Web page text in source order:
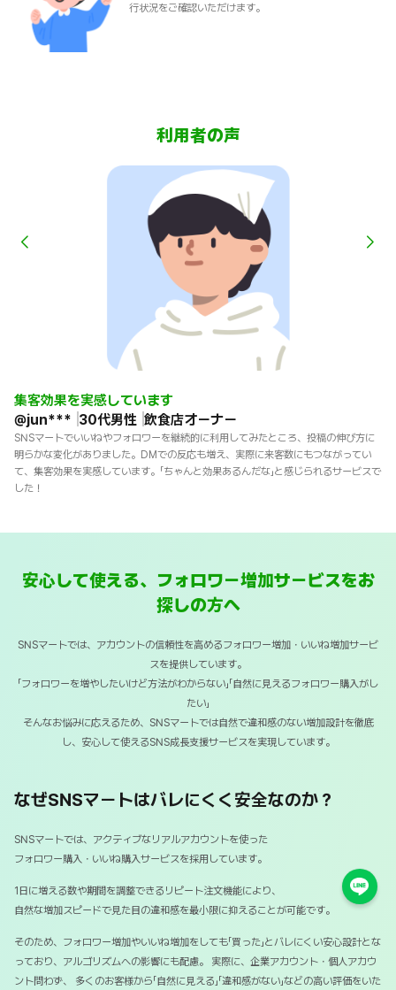
行状況をご確認いただけます。
利用者の声
自然なプロフィールのアカウントに安心した
どんなアカウントが増えるのか不安でしたが...
@min**** 20代女性 ECショップ運営者
どんなアカウントが増えるのか不安でしたが、実際にはプロフィールもしっかりし
ていて、見た目も自然だったので安心しました。この価格でこのクオリティなら十
分満足です。無理なく続けられる価格帯なのもありがたいです。
安心して使える、フォロワー増加サービスをお
探しの方へ
SNSマートでは、アカウントの信頼性を高めるフォロワー増加・いいね増加サービ
スを提供しています。
「フォロワーを増やしたいけど方法がわからない」「自然に見えるフォロワー購入がし
たい」
そんなお悩みに応えるため、SNSマートでは自然で違和感のない増加設計を徹底
し、安心して使えるSNS成長支援サービスを実現しています。
なぜSNSマートはバレにくく安全なのか？
SNSマートでは、アクティブなリアルアカウントを使った
フォロワー購入・いいね購入サービスを採用しています。
1日に増える数や期間を調整できるリピート注文機能により、
自然な増加スピードで見た目の違和感を最小限に抑えることが可能です。
そのため、フォロワー増加やいいね増加をしても「買った」とバレにくい安心設計とな
っており、アルゴリズムへの影響にも配慮。
実際に、企業アカウント・個人アカウ
ント問わず、
多くのお客様から「自然に見える」「違和感がない」などの高い評価をいた